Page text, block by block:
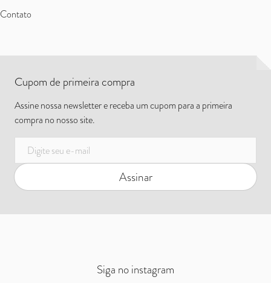
Contato
Cupom de primeira compra
Assine nossa newsletter e receba um cupom para a primeira
compra no nosso site.
E-mail
Assinar
Siga no instagram